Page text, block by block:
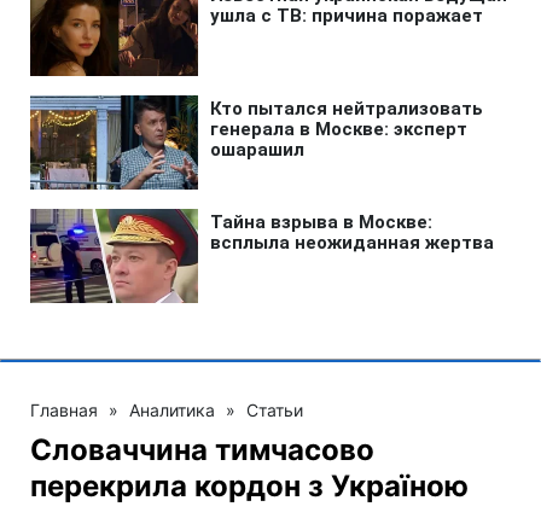
Главная » Аналитика » Статьи
Словаччина тимчасово
перекрила кордон з Україною